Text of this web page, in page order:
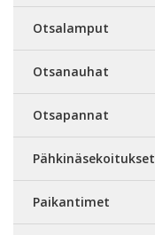
Otsalamput
Otsanauhat
Otsapannat
Pähkinäsekoitukset
Paikantimet